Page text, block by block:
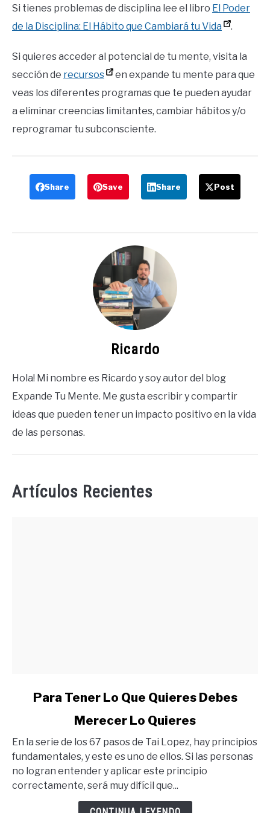
Si tienes problemas de disciplina lee el libro El Poder
de la Disciplina: El Hábito que Cambiará tu Vida
.
Si quieres acceder al potencial de tu mente, visita la
sección de recursos
en expande tu mente para que
veas los diferentes programas que te pueden ayudar
a eliminar creencias limitantes, cambiar hábitos y/o
reprogramar tu subconsciente.
Share Save Share Post
Ricardo
Hola! Mi nombre es Ricardo y soy autor del blog
Expande Tu Mente. Me gusta escribir y compartir
ideas que pueden tener un impacto positivo en la vida
de las personas.
Artículos Recientes
Tener
Lo
Que
Quieres
Para Tener Lo Que Quieres Debes
Merecer Lo Quieres
En la serie de los 67 pasos de Tai Lopez, hay principios
fundamentales, y este es uno de ellos. Si las personas
no logran entender y aplicar este principio
correctamente, será muy difícil que...